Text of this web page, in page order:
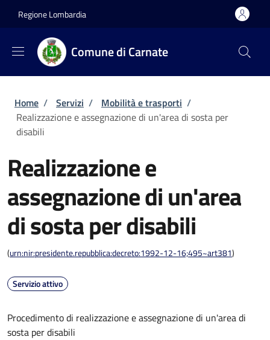
Regione Lombardia
Comune di Carnate
Briciole di pane
Home / Servizi / Mobilità e trasporti /
Realizzazione e assegnazione di un'area di sosta per
disabili
Realizzazione e
assegnazione di un'area
di sosta per disabili
(urn:nir:presidente.repubblica:decreto:1992-12-16;495~art381)
Servizio attivo
Procedimento di realizzazione e assegnazione di un'area di
sosta per disabili